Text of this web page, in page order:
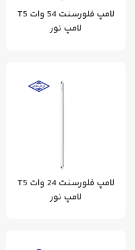
لامپ فلورسنت 54 وات T5
لامپ نور
لامپ فلورسنت 24 وات T5
لامپ نور